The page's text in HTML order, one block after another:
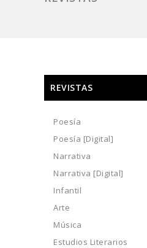
REVISTAS
Poesía
Poesía [Digital]
Narrativa
Narrativa [Digital]
Infantil
Arte
Música
Estudios Literarios